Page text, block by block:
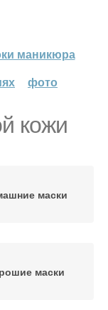
маникюра
фото
кожи
маски
маски